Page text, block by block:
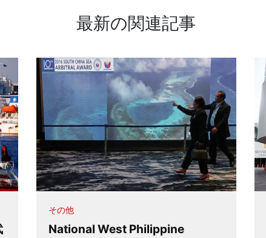
最新の関連記事
その他
National West Philippine